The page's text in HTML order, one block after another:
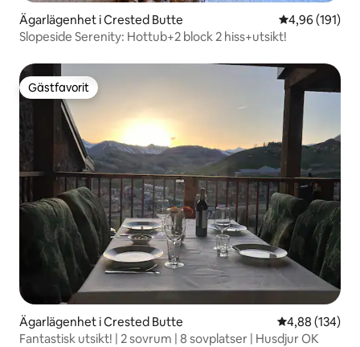
Ägarlägenhet i Crested Butte 4,96 av 5 i
4,96 (191)
Slopeside Serenity: Hottub+2 block 2 hiss+utsikt!
Gästfavorit
Gästfavorit
Ägarlägenhet i Crested Butte 4,88 av 5 i
4,88 (134)
Fantastisk utsikt! | 2 sovrum | 8 sovplatser | Husdjur OK